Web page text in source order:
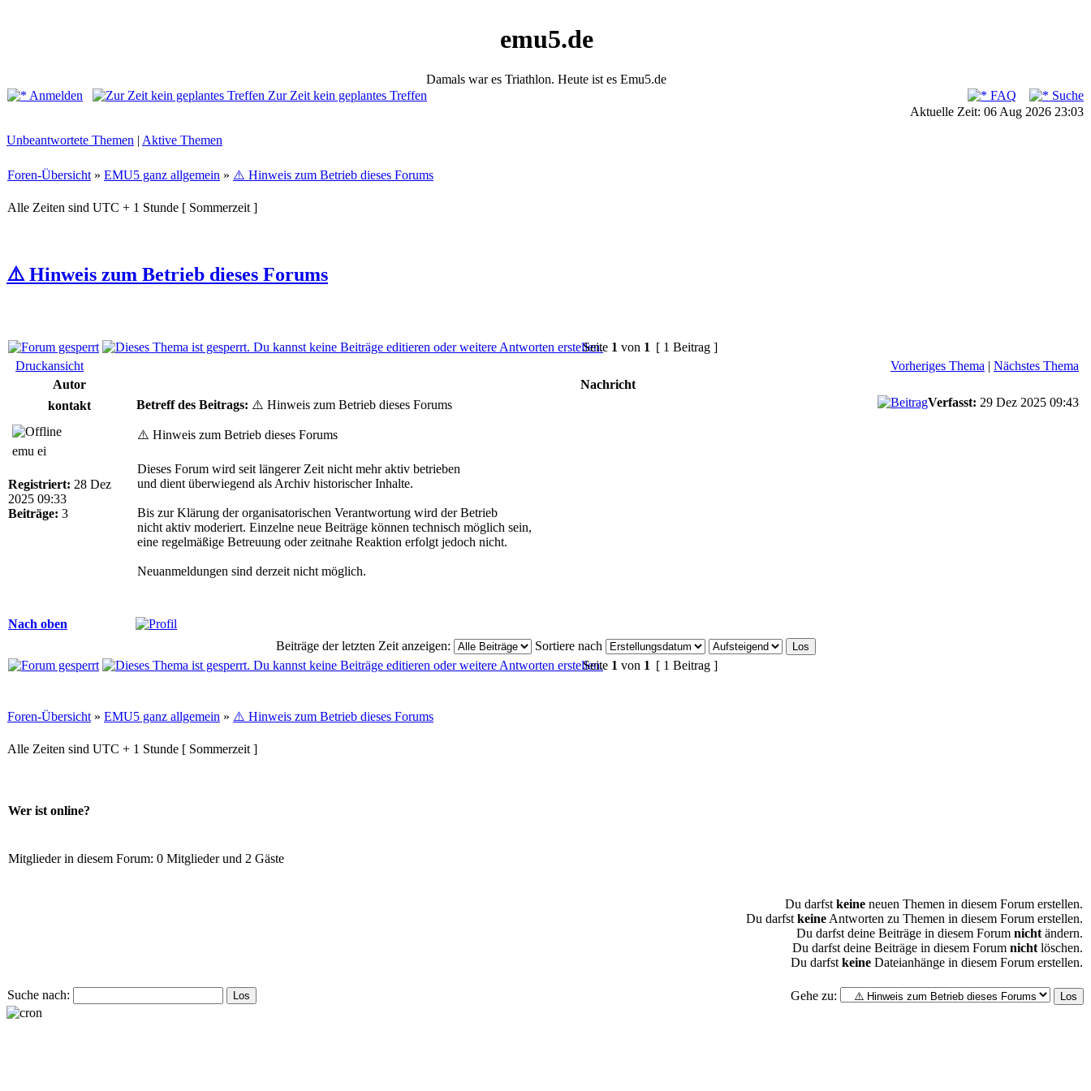
emu5.de
Damals war es Triathlon. Heute ist es Emu5.de
Anmelden
Zur Zeit kein geplantes Treffen FAQ
Suche
Aktuelle Zeit: 06 Aug 2026 23:03
Unbeantwortete Themen | Aktive Themen
Foren-Übersicht » EMU5 ganz allgemein » ⚠️ Hinweis zum Betrieb dieses Forums
Alle Zeiten sind UTC + 1 Stunde [ Sommerzeit ]
⚠️ Hinweis zum Betrieb dieses Forums
Seite 1 von 1 [ 1 Beitrag ]
Druckansicht
Vorheriges Thema | Nächstes Thema
Autor
Nachricht
kontakt
Betreff des Beitrags: ⚠️ Hinweis zum Betrieb dieses Forums Verfasst: 29 Dez 2025 09:43
emu ei
Registriert: 28 Dez
2025 09:33
Beiträge: 3
⚠️ Hinweis zum Betrieb dieses Forums
Dieses Forum wird seit längerer Zeit nicht mehr aktiv betrieben
und dient überwiegend als Archiv historischer Inhalte.
Bis zur Klärung der organisatorischen Verantwortung wird der Betrieb
nicht aktiv moderiert. Einzelne neue Beiträge können technisch möglich sein,
eine regelmäßige Betreuung oder zeitnahe Reaktion erfolgt jedoch nicht.
Neuanmeldungen sind derzeit nicht möglich.
Nach oben
Beiträge der letzten Zeit anzeigen:
Sortiere nach
Seite 1 von 1 [ 1 Beitrag ]
Foren-Übersicht » EMU5 ganz allgemein » ⚠️ Hinweis zum Betrieb dieses Forums
Alle Zeiten sind UTC + 1 Stunde [ Sommerzeit ]
Wer ist online?
Mitglieder in diesem Forum: 0 Mitglieder und 2 Gäste
Du darfst keine neuen Themen in diesem Forum erstellen.
Du darfst keine Antworten zu Themen in diesem Forum erstellen.
Du darfst deine Beiträge in diesem Forum nicht ändern.
Du darfst deine Beiträge in diesem Forum nicht löschen.
Du darfst keine Dateianhänge in diesem Forum erstellen.
Suche nach: Gehe zu: